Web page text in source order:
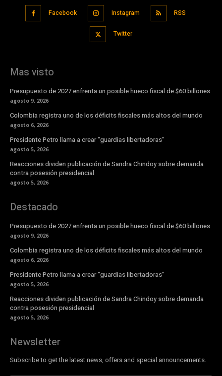
Facebook Instagram RSS
Twitter
Mas visto
Presupuesto de 2027 enfrenta un posible hueco fiscal de $60 billones
agosto 9, 2026
Colombia registra uno de los déficits fiscales más altos del mundo
agosto 6, 2026
Presidente Petro llama a crear “guardias libertadoras”
agosto 5, 2026
Reacciones dividen publicación de Sandra Chindoy sobre demanda
contra posesión presidencial
agosto 5, 2026
Destacado
Presupuesto de 2027 enfrenta un posible hueco fiscal de $60 billones
agosto 9, 2026
Colombia registra uno de los déficits fiscales más altos del mundo
agosto 6, 2026
Presidente Petro llama a crear “guardias libertadoras”
agosto 5, 2026
Reacciones dividen publicación de Sandra Chindoy sobre demanda
contra posesión presidencial
agosto 5, 2026
Newsletter
Subscribe to get the latest news, offers and special announcements.